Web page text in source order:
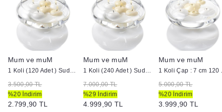
Mum ve muM
1 Koli (120 Adet ) Suda Yüzen Mum
3.500,00 TL
%20 İndirim
2.799,90 TL
Mum ve muM
1 Koli (240 Adet ) Suda Yüzen Mum
7.000,00 TL
%29 İndirim
4.999,90 TL
Mum ve muM
1 Koli
5.000,00 TL
%20 İndirim
3.999,90 TL